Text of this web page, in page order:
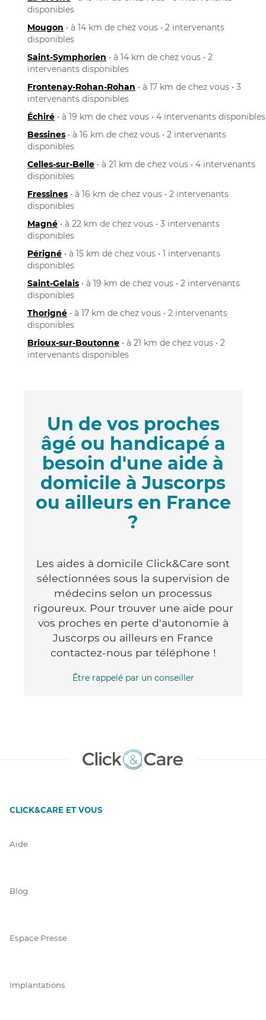
disponibles
Mougon • à 14 km de chez vous • 2 intervenants
disponibles
Saint-Symphorien • à 14 km de chez vous • 2
intervenants disponibles
Frontenay-Rohan-Rohan • à 17 km de chez vous • 3
intervenants disponibles
Échiré • à 19 km de chez vous • 4 intervenants disponibles
Bessines • à 16 km de chez vous • 2 intervenants
disponibles
Celles-sur-Belle • à 21 km de chez vous • 4 intervenants
disponibles
Fressines • à 16 km de chez vous • 2 intervenants
disponibles
Magné • à 22 km de chez vous • 3 intervenants
disponibles
Périgné • à 15 km de chez vous • 1 intervenants
disponibles
Saint-Gelais • à 19 km de chez vous • 2 intervenants
disponibles
Thorigné • à 17 km de chez vous • 2 intervenants
disponibles
Brioux-sur-Boutonne • à 21 km de chez vous • 2
intervenants disponibles
Un de vos proches
âgé ou handicapé a
besoin d'une aide à
domicile à Juscorps
ou ailleurs en France
?
Les aides à domicile Click&Care sont
sélectionnées sous la supervision de
médecins selon un processus
rigoureux. Pour trouver une aide pour
vos proches en perte d'autonomie à
Juscorps ou ailleurs en France
contactez-nous par téléphone !
Être rappelé par un conseiller
CLICK&CARE ET VOUS
Aide
Blog
Espace Presse
Implantations